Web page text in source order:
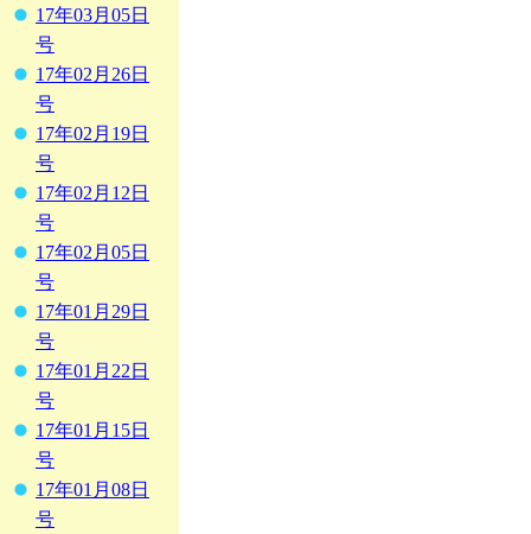
17年03月05日
号
17年02月26日
号
17年02月19日
号
17年02月12日
号
17年02月05日
号
17年01月29日
号
17年01月22日
号
17年01月15日
号
17年01月08日
号